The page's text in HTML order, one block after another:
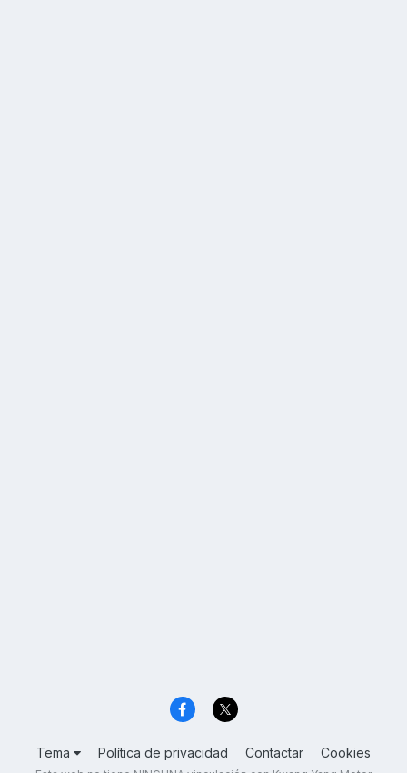
Tema Política de privacidad Contactar Cookies